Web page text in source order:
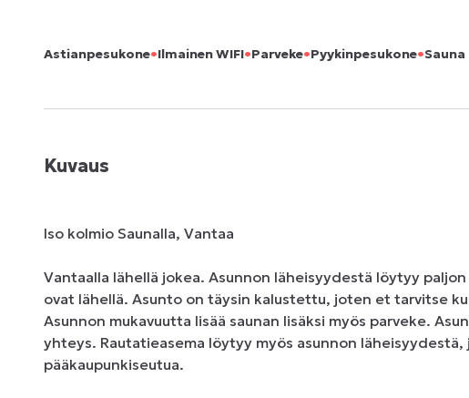
Astianpesukone•Ilmainen WIFI•Parveke•Pyykinpesukone•Sauna
Kuvaus
Iso kolmio Saunalla, Vantaa
Vantaalla lähellä jokea. Asunnon läheisyydestä löytyy
ovat lähellä. Asunto on täysin kalustettu, joten et tarvitse
Asunnon mukavuutta lisää saunan lisäksi myös parveke.
yhteys. Rautatieasema löytyy myös asunnon
pääkaupunkiseutua.